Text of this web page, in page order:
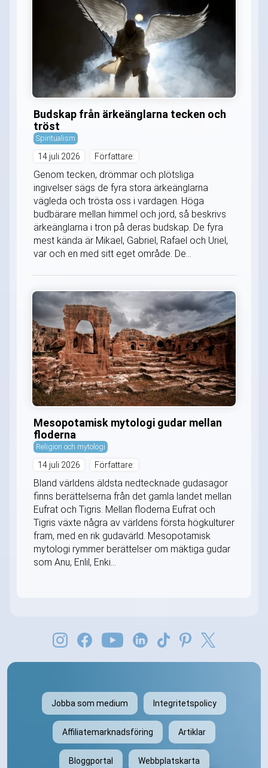
Budskap från ärkeänglarna tecken och
tröst
Spiritualism
14 juli 2026 Författare:
Genom tecken, drömmar och plötsliga
ingivelser sägs de fyra stora ärkeänglarna
vägleda och trösta oss i vardagen. Höga
budbärare mellan himmel och jord, så beskrivs
ärkeänglarna i tron på deras budskap. De fyra
mest kända är Mikael, Gabriel, Rafael och Uriel,
var och en med sitt eget område. De...
Mesopotamisk mytologi gudar mellan
floderna
Religion och mytologi
14 juli 2026 Författare:
Bland världens äldsta nedtecknade gudasagor
finns berättelserna från det gamla landet mellan
Eufrat och Tigris. Mellan floderna Eufrat och
Tigris växte några av världens första högkulturer
fram, med en rik gudavärld. Mesopotamisk
mytologi rymmer berättelser om mäktiga gudar
som Anu, Enlil, Enki...
Jobba som medium Integritetspolicy
Affiliatemarknadsföring Artiklar
Bloggportal Webbplatskarta